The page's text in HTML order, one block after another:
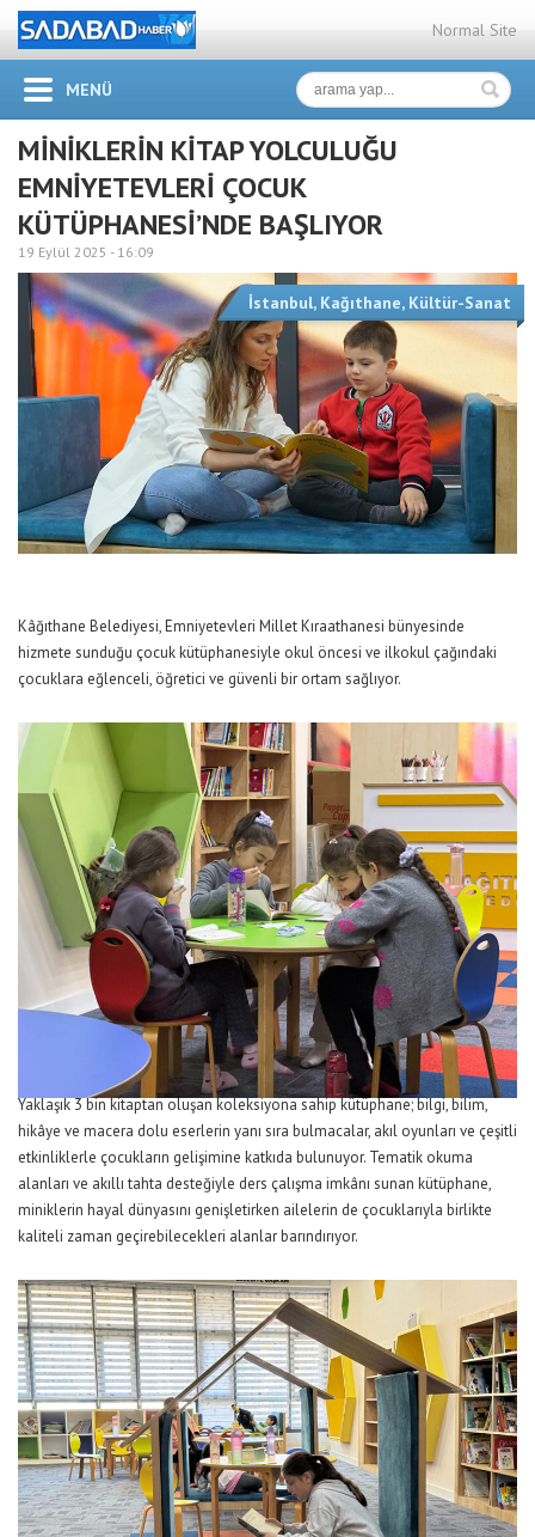
Normal Site
MENÜ
MİNİKLERİN KİTAP YOLCULUĞU
EMNİYETEVLERİ ÇOCUK
KÜTÜPHANESİ’NDE BAŞLIYOR
19 Eylül 2025 - 16:09
İstanbul, Kağıthane, Kültür-Sanat
Kâğıthane Belediyesi, Emniyetevleri Millet Kıraathanesi bünyesinde
hizmete sunduğu çocuk kütüphanesiyle okul öncesi ve ilkokul çağındaki
çocuklara eğlenceli, öğretici ve güvenli bir ortam sağlıyor.
Yaklaşık 3 bin kitaptan oluşan koleksiyona sahip kütüphane; bilgi, bilim,
hikâye ve macera dolu eserlerin yanı sıra bulmacalar, akıl oyunları ve çeşitli
etkinliklerle çocukların gelişimine katkıda bulunuyor. Tematik okuma
alanları ve akıllı tahta desteğiyle ders çalışma imkânı sunan kütüphane,
miniklerin hayal dünyasını genişletirken ailelerin de çocuklarıyla birlikte
kaliteli zaman geçirebilecekleri alanlar barındırıyor.